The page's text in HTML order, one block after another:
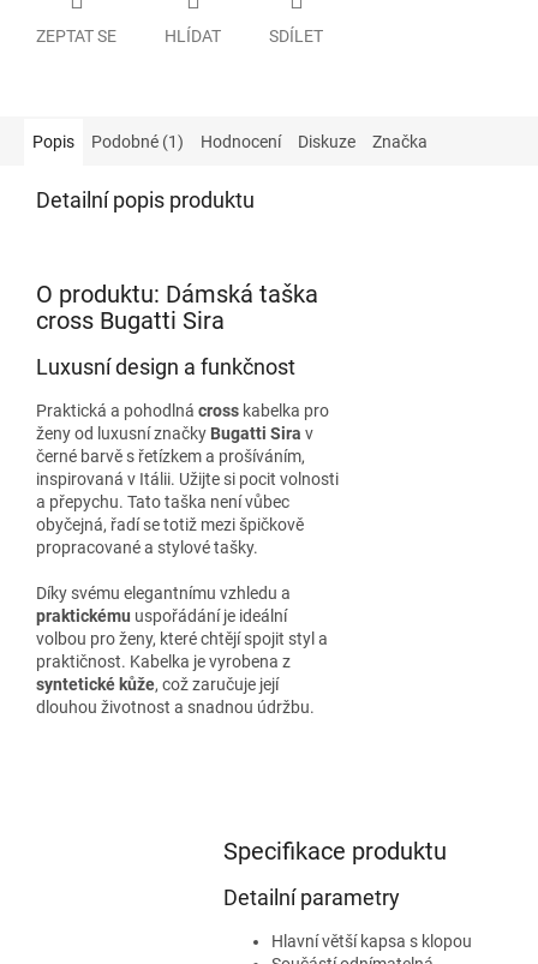
ZEPTAT SE HLÍDAT SDÍLET
Popis Podobné (1) Hodnocení Diskuze Značka
Detailní popis produktu
O produktu: Dámská taška
cross Bugatti Sira
Luxusní design a funkčnost
Praktická a pohodlná cross kabelka pro
ženy od luxusní značky Bugatti Sira v
černé barvě s řetízkem a prošíváním,
inspirovaná v Itálii. Užijte si pocit volnosti
a přepychu. Tato taška není vůbec
obyčejná, řadí se totiž mezi špičkově
propracované a stylové tašky.
Díky svému elegantnímu vzhledu a
praktickému uspořádání je ideální
volbou pro ženy, které chtějí spojit styl a
praktičnost. Kabelka je vyrobena z
syntetické kůže, což zaručuje její
dlouhou životnost a snadnou údržbu.
Specifikace produktu
Detailní parametry
Hlavní větší kapsa s klopou